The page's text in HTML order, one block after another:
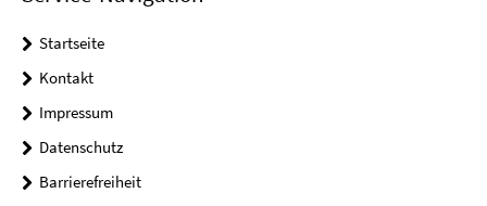
Startseite
Kontakt
Impressum
Datenschutz
Barrierefreiheit